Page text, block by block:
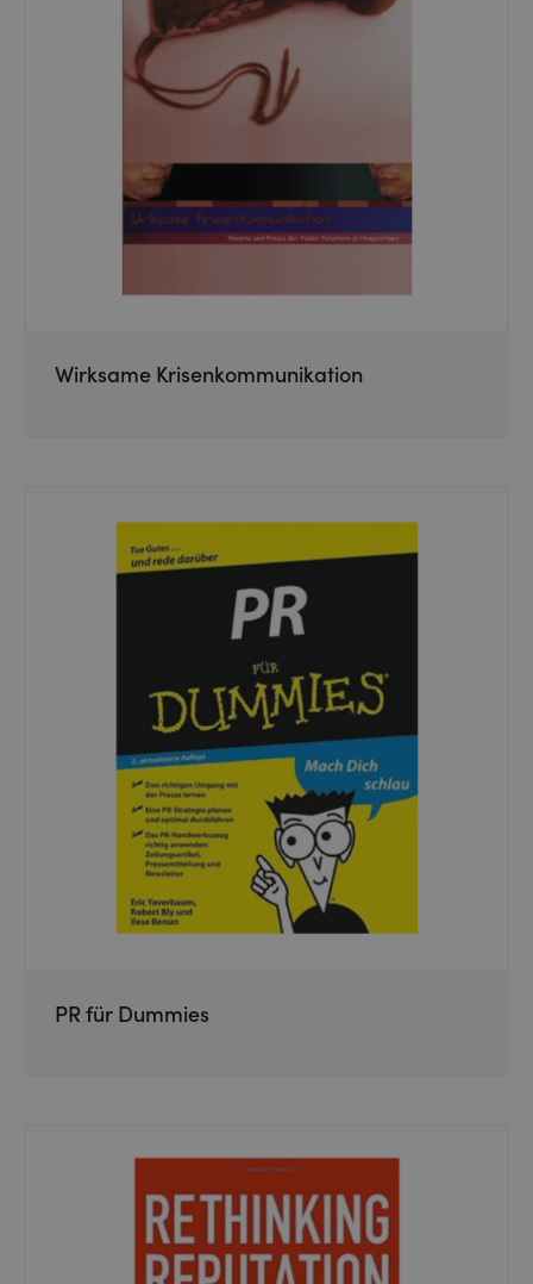
Wirksame Krisenkommunikation
PR für Dummies